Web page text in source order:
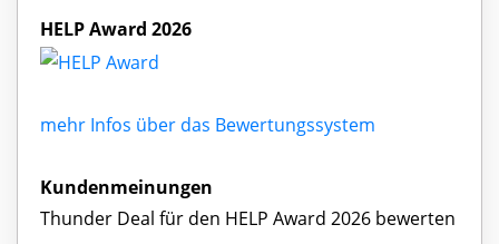
HELP Award 2026
mehr Infos über das Bewertungssystem
Kundenmeinungen
Thunder Deal für den HELP Award 2026 bewerten